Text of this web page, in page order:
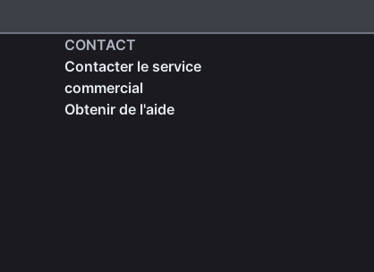
CONTACT
Contacter le service
commercial
Obtenir de l'aide